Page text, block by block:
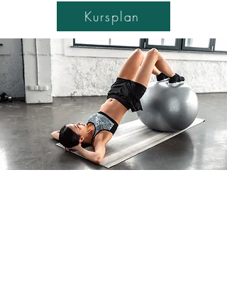
Kursplan